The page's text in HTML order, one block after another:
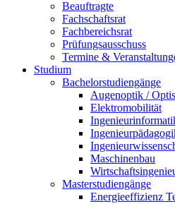
Beauftragte
Fachschaftsrat
Fachbereichsrat
Prüfungsausschuss
Termine &
Studium
Bachelorstudiengänge
Augenoptik /
Elektromobilität
Maschinenbau
Masterstudiengänge
Energieeffizienz